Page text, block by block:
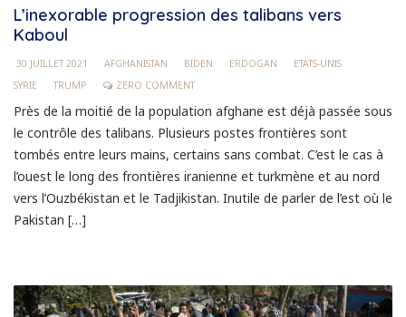
L’inexorable progression des talibans vers
Kaboul
30 JUILLET 2021 AFGHANISTAN BIDEN ERDOGAN
ETATS-UNIS
SYRIE
TRUMP ZERO COMMENT
Près de la moitié de la population afghane est déjà passée sous
le contrôle des talibans. Plusieurs postes frontières sont
tombés entre leurs mains, certains sans combat. C’est le cas à
l’ouest le long des frontières iranienne et turkmène et au nord
vers l’Ouzbékistan et le Tadjikistan. Inutile de parler de l’est où le
Pakistan […]